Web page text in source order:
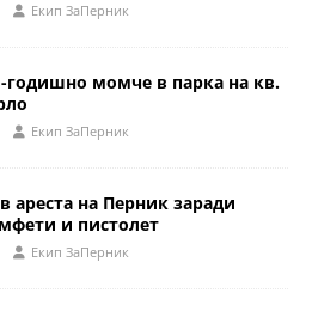
Eкип ЗаПерник
годишно момче в парка на кв.
Eкип ЗаПерник
ареста на Перник заради
и пистолет
Eкип ЗаПерник